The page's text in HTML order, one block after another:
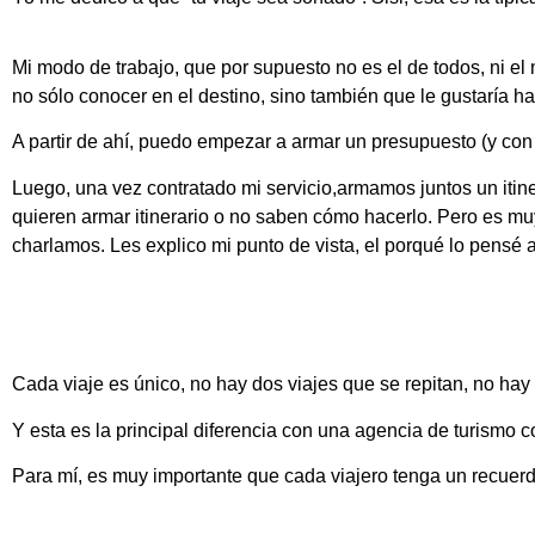
Mi modo de trabajo, que por supuesto no es el de todos, ni
no sólo conocer en el destino, sino también que le gustaría
A partir de ahí, puedo empezar a armar un presupuesto (y
Luego, una vez contratado mi servicio,armamos juntos un
quieren armar itinerario o no saben cómo hacerlo. Pero es
charlamos. Les explico mi punto de vista, el porqué lo
Cada viaje es único, no hay dos viajes que se repitan, no hay
Y esta es la principal diferencia con una agencia de turismo
Para mí, es muy importante que cada viajero tenga un